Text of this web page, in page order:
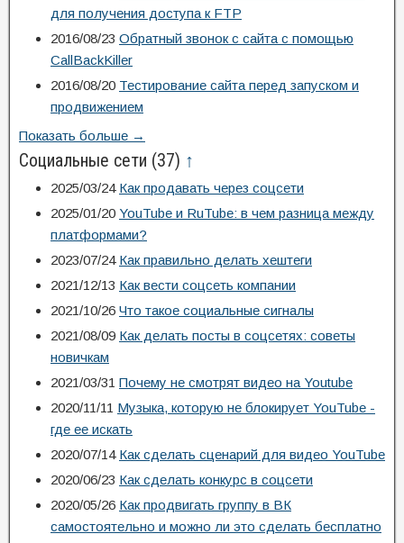
для получения доступа к FTP
2016/08/23 Обратный звонок с сайта с помощью
CallBackKiller
2016/08/20 Тестирование сайта перед запуском и
продвижением
Показать больше →
Социальные сети (37) ↑
2025/03/24 Как продавать через соцсети
2025/01/20 YouTube и RuTube: в чем разница между
платформами?
2023/07/24 Как правильно делать хештеги
2021/12/13 Как вести соцсеть компании
2021/10/26 Что такое социальные сигналы
2021/08/09 Как делать посты в соцсетях: советы
новичкам
2021/03/31 Почему не смотрят видео на Youtube
2020/11/11 Музыка, которую не блокирует YouTube -
где ее искать
2020/07/14 Как сделать сценарий для видео YouTube
2020/06/23 Как сделать конкурс в соцсети
2020/05/26 Как продвигать группу в ВК
самостоятельно и можно ли это сделать бесплатно